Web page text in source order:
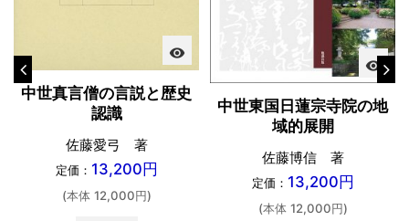
visibility
中世真言僧の言説と歴史
認識
佐藤愛弓 著
定価： 13,200円
(本体 12,000円)
visibility
中世東国日蓮宗寺院の地
域的展開
佐藤博信 著
定価： 13,200円
(本体 12,000円)